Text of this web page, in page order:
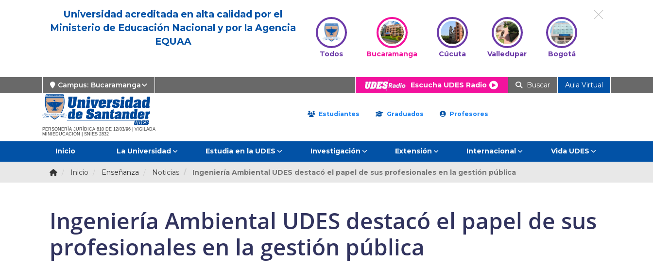
Universidad acreditada en alta calidad por el
Ministerio de Educación Nacional y por la Agencia
EQUAA
Todos Bucaramanga Cúcuta Valledupar Bogotá
Campus: Bucaramanga Escucha UDES Radio Buscar Aula Virtual
PERSONERÍA JURÍDICA 810 DE 12/03/96 | VIGILADA
MINIEDUCACIÓN | SNIES 2832
Estudiantes Graduados Profesores
Inicio La Universidad Estudia en la UDES Investigación Extensión Internacional Vida UDES
Inicio Enseñanza Noticias Ingeniería Ambiental UDES destacó el papel de sus profesionales en la gestión pública
Ingeniería Ambiental UDES destacó el papel de sus
profesionales en la gestión pública